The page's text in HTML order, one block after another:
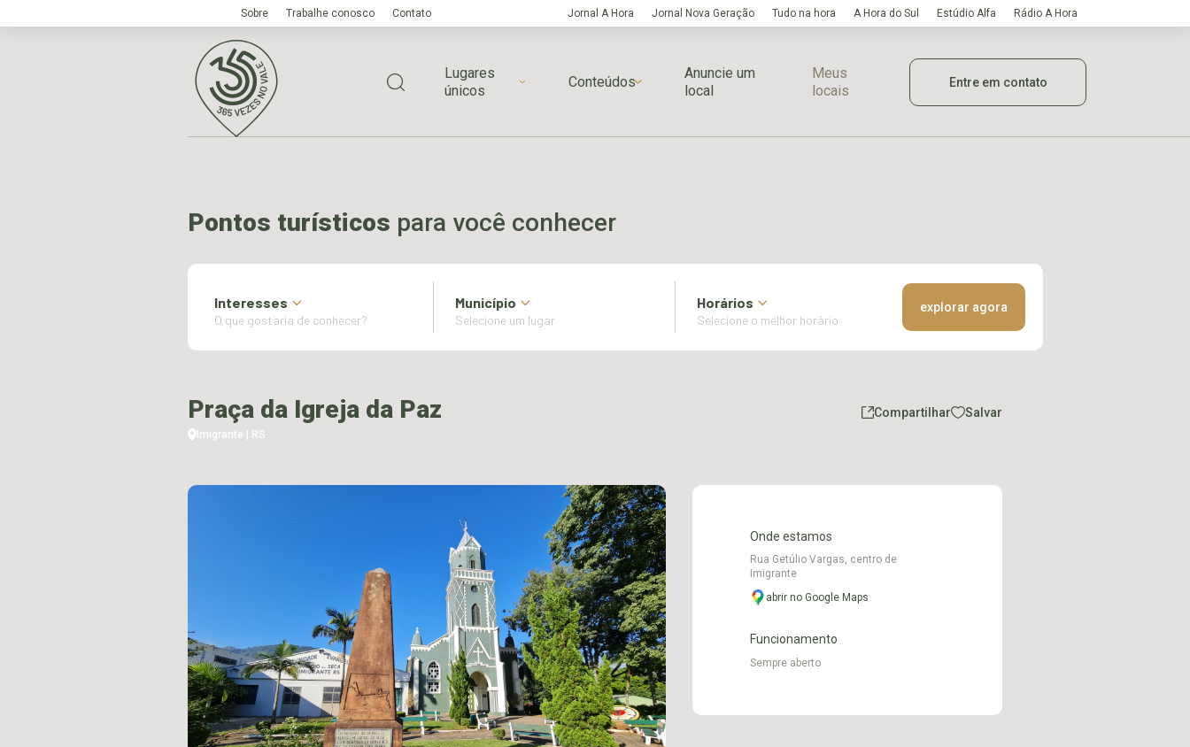
Sobre Trabalhe conosco Contato Jornal A Hora Jornal Nova Geração Tudo na hora A Hora do Sul Estúdio Alfa Rádio A Hora
Lugares
únicos
Conteúdos
Anuncie um
local
Meus
locais
Entre em contato
Pontos turísticos para você conhecer
Interesses Município Horários explorar agora
Praça da Igreja da Paz
Imigrante | RS
Compartilhar Salvar
Onde estamos
Rua Getúlio Vargas, centro de
Imigrante
abrir no Google Maps
Funcionamento
Sempre aberto